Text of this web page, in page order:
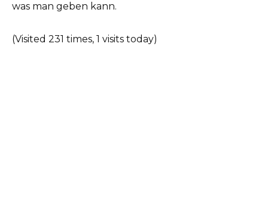
was man geben kann.
(Visited 231 times, 1 visits today)